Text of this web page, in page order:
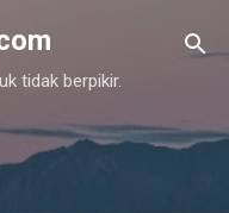
tidak berpikir.